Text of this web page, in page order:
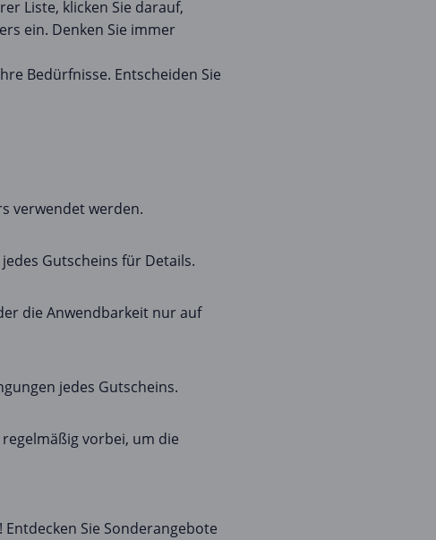
Liste, klicken Sie darauf,
ein. Denken Sie immer
Bedürfnisse. Entscheiden Sie
verwendet werden.
Gutscheins für Details.
die Anwendbarkeit nur auf
jedes Gutscheins.
vorbei, um die
Entdecken Sie Sonderangebote